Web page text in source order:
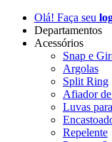
Olá! Faça seu
Departamentos
Acessórios
Snap e
Argolas
Split Ring
Afiador de
Luvas
Repelente